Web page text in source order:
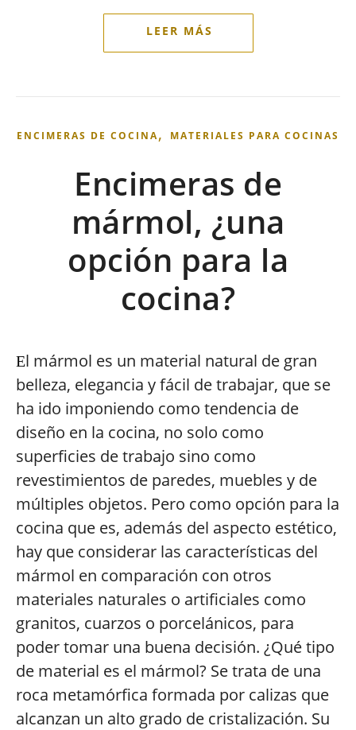
ENCIMERAS DE COCINA, MATERIALES PARA COCINAS
Encimeras de
mármol, ¿una
opción para la
cocina?
El mármol es un material natural de gran
belleza, elegancia y fácil de trabajar, que se
ha ido imponiendo como tendencia de
diseño en la cocina, no solo como
superficies de trabajo sino como
revestimientos de paredes, muebles y de
múltiples objetos. Pero como opción para la
cocina que es, además del aspecto estético,
hay que considerar las características del
mármol en comparación con otros
materiales naturales o artificiales como
granitos, cuarzos o porcelánicos, para
poder tomar una buena decisión. ¿Qué tipo
de material es el mármol? Se trata de una
roca metamórfica formada por calizas que
alcanzan un alto grado de cristalización. Su